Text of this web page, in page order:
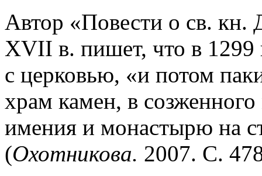
Автор «Повести о св. кн.
XVII в. пишет, что в 1299
с церковью, «и потом
храм камен, в созженного
имения и монастырю на
(Охотникова. 2007. С.